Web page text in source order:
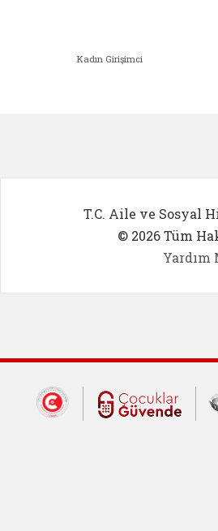
Kadın Girişimci
T.C. Aile ve Sosyal
© 2026 Tüm
Yardım
Dış